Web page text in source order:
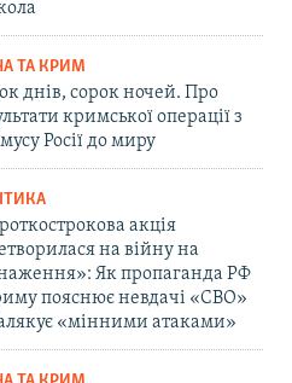
ТА КРИМ
днів, сорок ночей. Про
кримської операції з
Росії до миру
акція
на війну на
Як пропаганда РФ
пояснює невдачі «СВО»
«мінними атаками»